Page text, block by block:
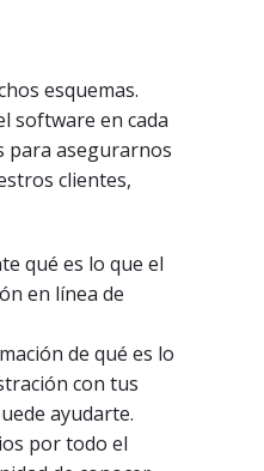
esquemas.
software en cada
para asegurarnos
clientes,
qué es lo que el
en línea de
de qué es lo
con tus
ayudarte.
por todo el